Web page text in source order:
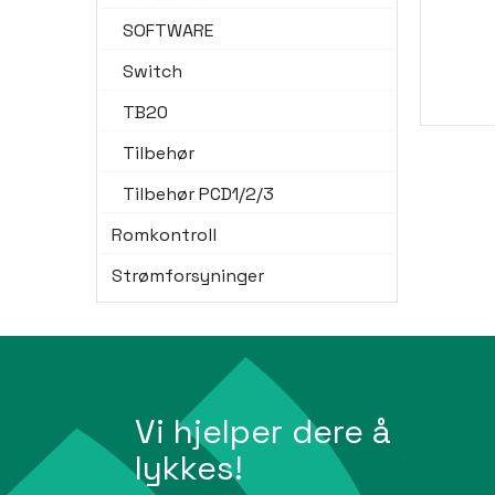
SOFTWARE
Switch
TB20
Tilbehør
Tilbehør PCD1/2/3
Romkontroll
Strømforsyninger
Vi hjelper dere å
lykkes!